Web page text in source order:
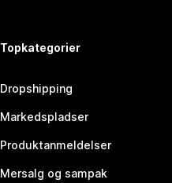
Topkategorier
Dropshipping
Markedspladser
Produktanmeldelser
Mersalg og sampak